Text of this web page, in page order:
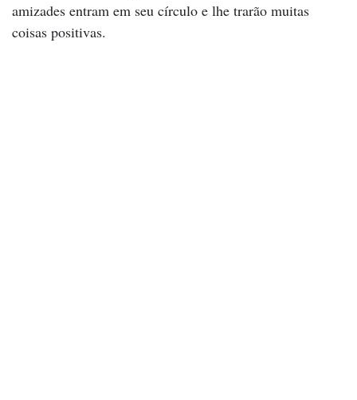
amizades entram em seu círculo e lhe trarão muitas
coisas positivas.